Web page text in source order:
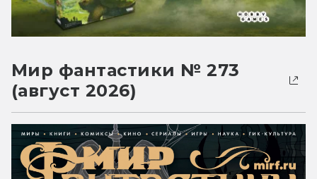
Мир фантастики № 273
(август 2026)